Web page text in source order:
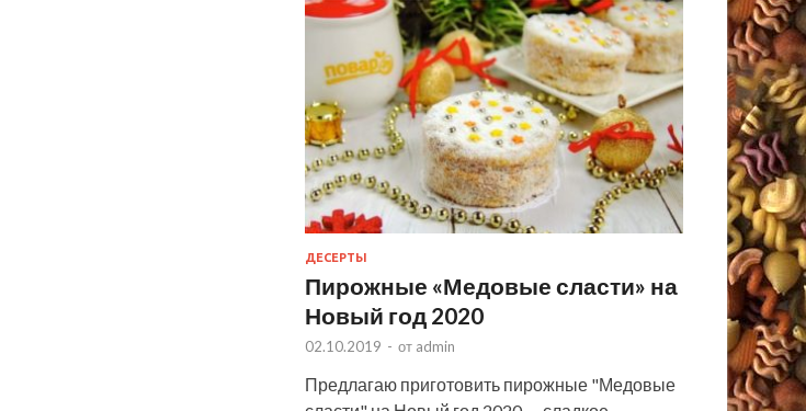
ДЕСЕРТЫ
Пирожные «Медовые сласти» на
Новый год 2020
02.10.2019 - от admin
Предлагаю приготовить пирожные "Медовые